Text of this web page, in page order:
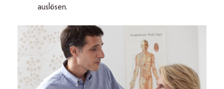
auslösen.